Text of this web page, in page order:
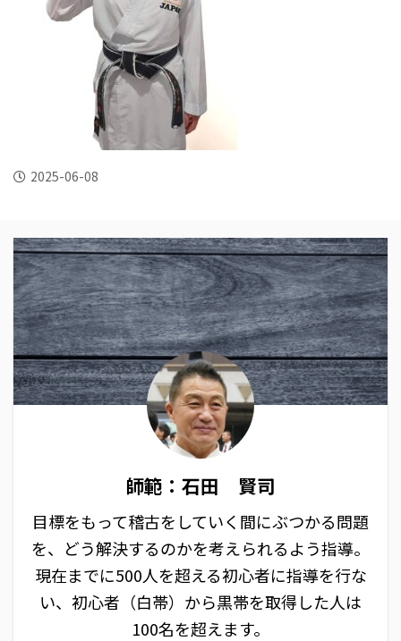
2025-06-08
師範：石田 賢司
目標をもって稽古をしていく間にぶつかる問題
を、どう解決するのかを考えられるよう指導。
現在までに500人を超える初心者に指導を行な
い、初心者（白帯）から黒帯を取得した人は
100名を超えます。